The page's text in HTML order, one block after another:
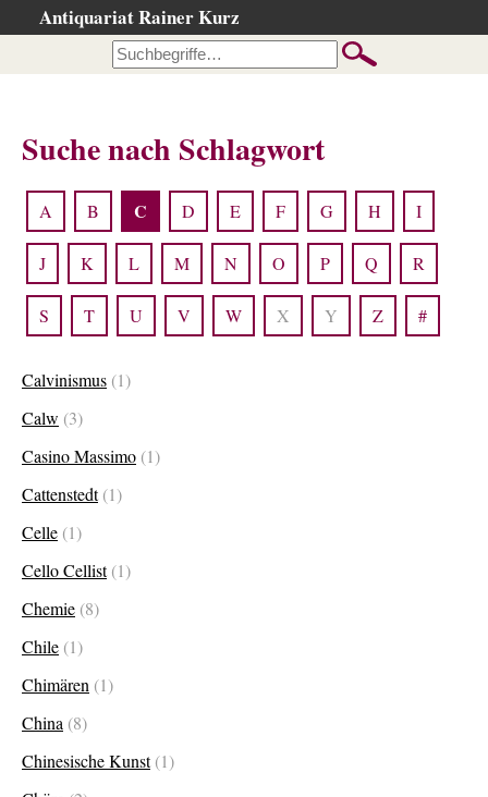
Antiquariat Rainer Kurz
…nach Beschreibung
…nach Kategorie
…nach Schlagwort
…nach Person
Neuzugänge
…der letzten Wochen
Ankauf
Warenkorb
Über uns
Kontakt
Impressum
Versandkosten
AGB
Widerrufsrecht
Datenschutz
Suche nach Schlagwort
A B C D E F G H I
J K L M N O P Q R
S T U V W X Y Z #
Calvinismus (1)
Calw (3)
Casino Massimo (1)
Cattenstedt (1)
Celle (1)
Cello Cellist (1)
Chemie (8)
Chile (1)
Chimären (1)
China (8)
Chinesische Kunst (1)